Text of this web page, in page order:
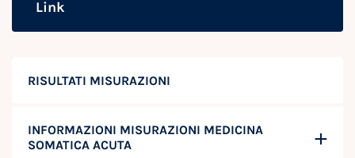
RISULTATI MISURAZIONI
INFORMAZIONI MISURAZIONI MEDICINA
SOMATICA ACUTA
Link